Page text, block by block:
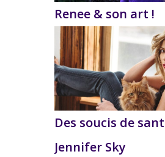
Renee & son art !
Des soucis de
Jennifer Sky